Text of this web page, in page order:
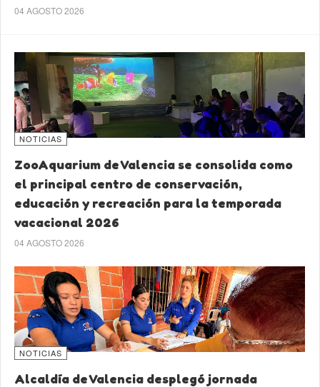
04 AGOSTO 2026
NOTICIAS
ZooAquarium de Valencia se consolida como
el principal centro de conservación,
educación y recreación para la temporada
vacacional 2026
04 AGOSTO 2026
NOTICIAS
Alcaldía de Valencia desplegó jornada